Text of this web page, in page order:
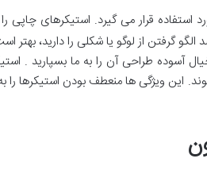
استفاده قرار می گیرد. استیکرهای چاپی
گرفتن از لوگو یا شکلی را دارید، بهتر
آسوده طراحی آن را به ما بسپارید .
این ویژگی ها منعطف بودن استیکرها